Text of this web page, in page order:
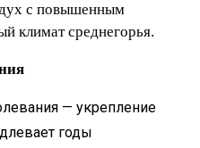
с повышенным
климат среднегорья.
— укрепление
годы